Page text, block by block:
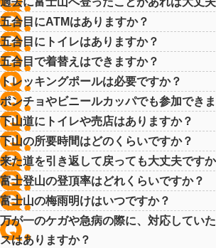
五合目にATMはありますか？
五合目にトイレはありますか？
五合目で着替えはできますか？
トレッキングポールは必要ですか？
ポンチョやビニールカッパでも参加でき
下山道にトイレや売店はありますか？
下山の所要時間はどのくらいですか？
来た道を引き返して戻っても大丈夫ですか
富士登山の登頂率はどれくらいですか？
富士山の梅雨明けはいつですか？
万が一のケガや急病の際に、対応してい
スはありますか？